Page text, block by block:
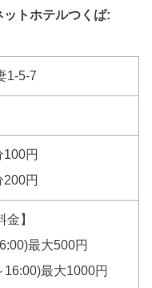
ットホテルつくば:
1-5-7
円
円
金】
最大500円
16:00)最大1000円